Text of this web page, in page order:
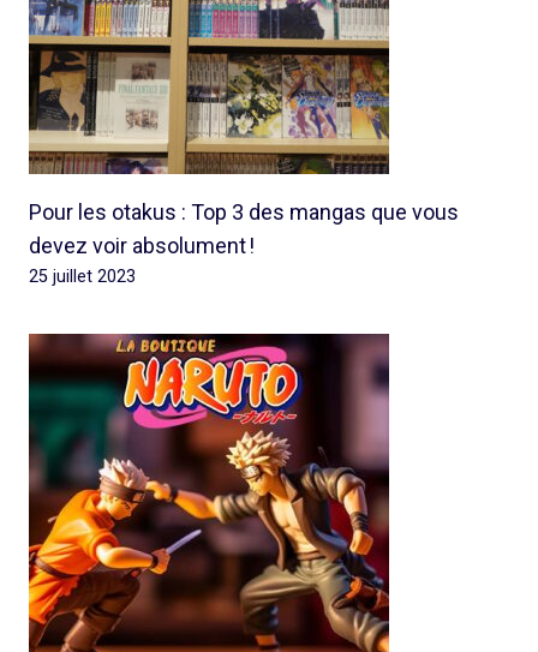
Pour les otakus : Top 3 des mangas que vous
devez voir absolument !
25 juillet 2023